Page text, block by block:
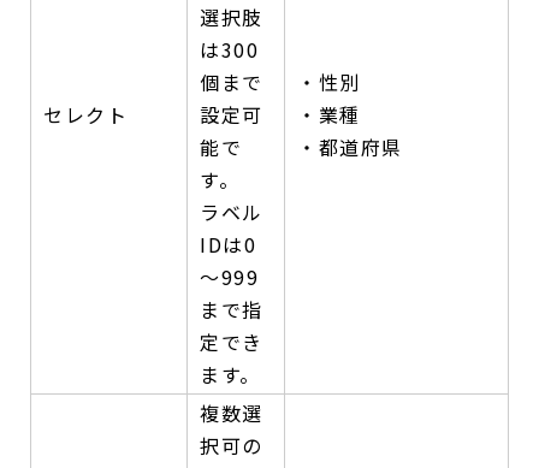
セレクト
選択肢
は300
個まで
設定可
能で
す。
ラベル
IDは0
～999
まで指
定でき
ます。
・性別
・業種
・都道府県
複数選
択可の